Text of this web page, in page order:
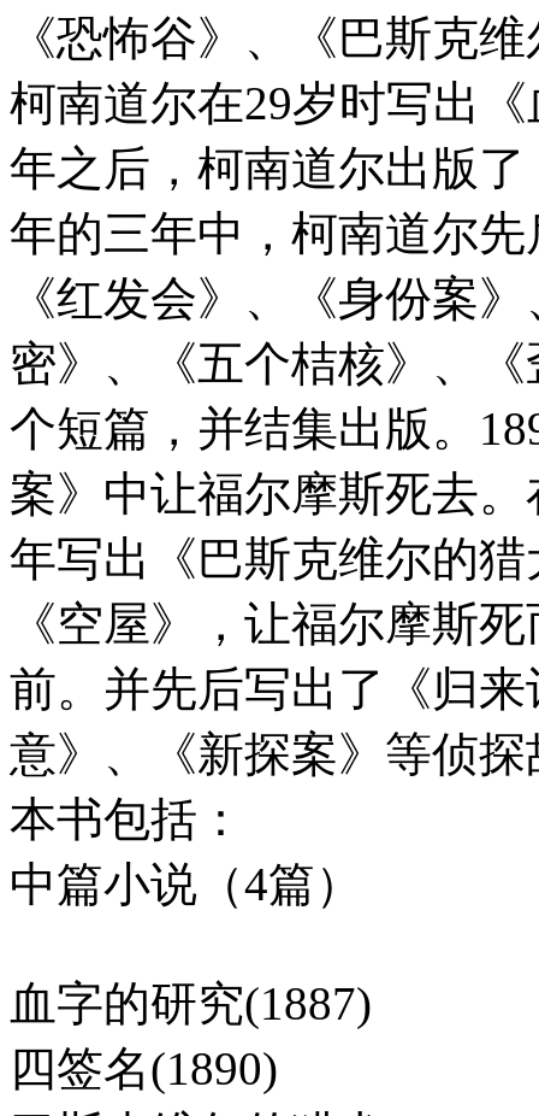
《恐怖谷》、《巴斯克
柯南道尔在29岁时写出
年之后，柯南道尔出版
年的三年中，柯南道尔
《红发会》、《身份案
密》、《五个桔核》、
个短篇，并结集出版。
案》中让福尔摩斯死去
年写出《巴斯克维尔的
《空屋》，让福尔摩斯
前。并先后写出了《归
意》、《新探案》等侦探
本书包括：
中篇小说（4篇）
血字的研究(1887)
四签名(1890)